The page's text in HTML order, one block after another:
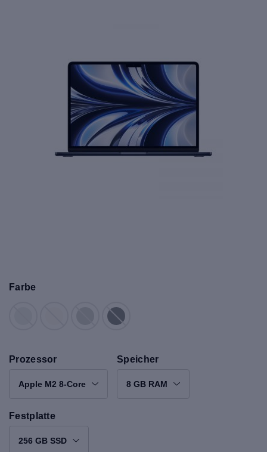
Farbe
Prozessor
Apple M2 8-Core
Speicher
8 GB RAM
Festplatte
256 GB SSD